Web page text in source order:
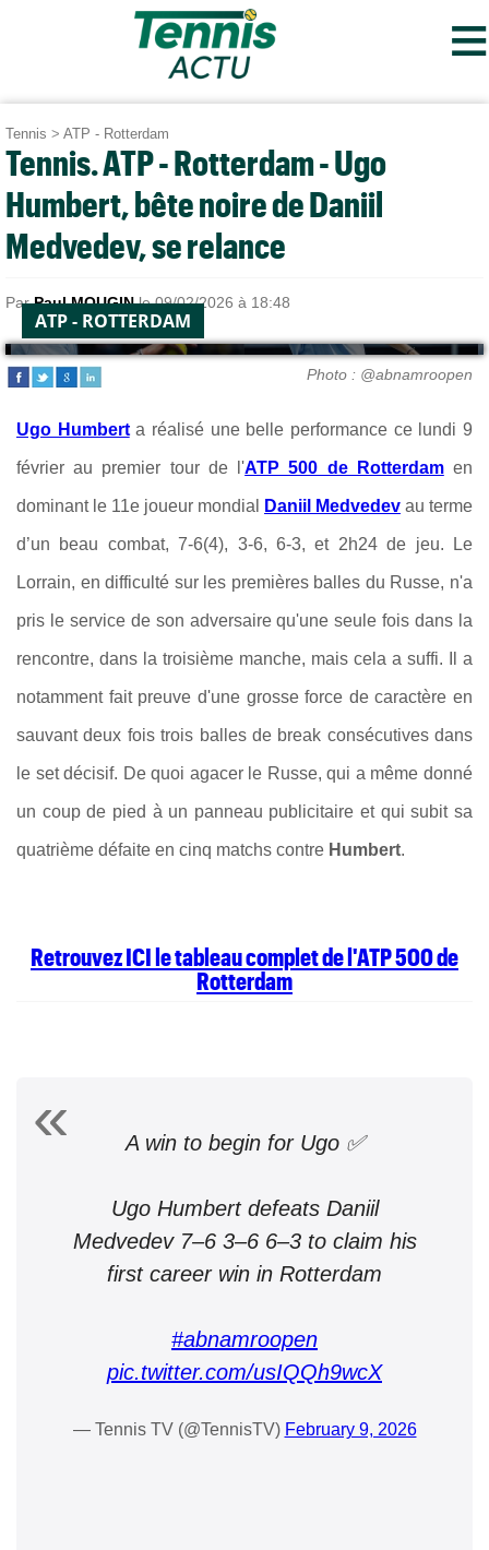
≡
Tennis > ATP - Rotterdam
Tennis. ATP - Rotterdam - Ugo
Humbert, bête noire de Daniil
Medvedev, se relance
ParPaul MOUGINle 09/02/2026 à 18:48
ATP - ROTTERDAM
Photo : @abnamroopen
Ugo Humberta réalisé une belle performance ce lundi 9
février au premier tour de l'ATP 500 de Rotterdamen
dominant le 11e joueur mondial Daniil Medvedev au terme
d’un beau combat, 7-6(4), 3-6, 6-3, et 2h24 de jeu. Le
Lorrain, en difficulté sur les premières balles du Russe, n'a
pris le service de son adversaire qu'une seule fois dans la
rencontre, dans la troisième manche, mais cela a suffi. Il a
notamment fait preuve d'une grosse force de caractère en
sauvant deux fois trois balles de break consécutives dans
le set décisif. De quoi agacer le Russe, qui a même donné
un coup de pied à un panneau publicitaire et qui subit sa
quatrième défaite en cinq matchs contre Humbert.
Retrouvez ICI le tableau complet de l'ATP 500 de
Rotterdam
A win to begin for Ugo ✅
Ugo Humbert defeats Daniil
Medvedev 7–6 3–6 6–3 to claim his
first career win in Rotterdam
#abnamroopen
pic.twitter.com/usIQQh9wcX
— Tennis TV (@TennisTV) February 9, 2026